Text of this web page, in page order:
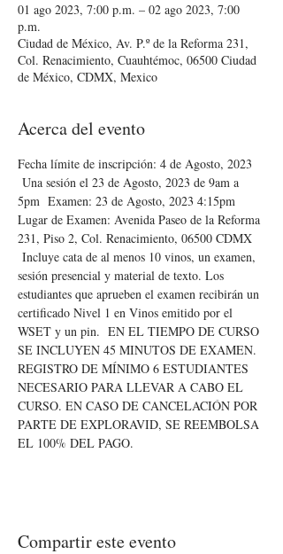
01 ago 2023, 7:00 p.m. – 02 ago 2023, 7:00
p.m.
Ciudad de México, Av. P.º de la Reforma 231,
Col. Renacimiento, Cuauhtémoc, 06500 Ciudad
de México, CDMX, Mexico
Acerca del evento
Fecha límite de inscripción: 4 de Agosto, 2023
Una sesión el 23 de Agosto, 2023 de 9am a
5pm  Examen: 23 de Agosto, 2023 4:15pm
Lugar de Examen: Avenida Paseo de la Reforma
231, Piso 2, Col. Renacimiento, 06500 CDMX
Incluye cata de al menos 10 vinos, un examen,
sesión presencial y material de texto. Los
estudiantes que aprueben el examen recibirán un
certificado Nivel 1 en Vinos emitido por el
WSET y un pin.  EN EL TIEMPO DE CURSO
SE INCLUYEN 45 MINUTOS DE EXAMEN.
REGISTRO DE MÍNIMO 6 ESTUDIANTES
NECESARIO PARA LLEVAR A CABO EL
CURSO. EN CASO DE CANCELACIÓN POR
PARTE DE EXPLORAVID, SE REEMBOLSA
EL 100% DEL PAGO.
Compartir este evento